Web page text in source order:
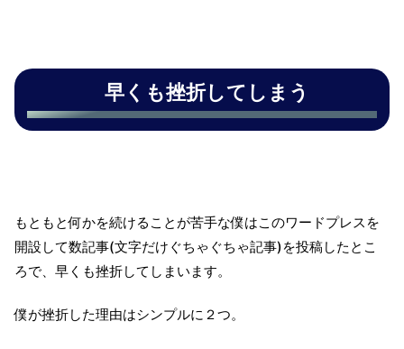
早くも挫折してしまう
もともと何かを続けることが苦手な僕はこのワードプレスを
開設して数記事(文字だけぐちゃぐちゃ記事)を投稿したとこ
ろで、早くも挫折してしまいます。
僕が挫折した理由はシンプルに２つ。